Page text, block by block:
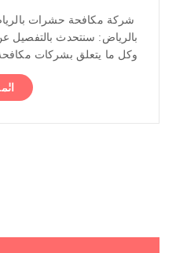
شركة مكافحة حشرات
بالرياض: سنتحدث بالتفصيل
وكل ما يتعلق بشركات مكافحة